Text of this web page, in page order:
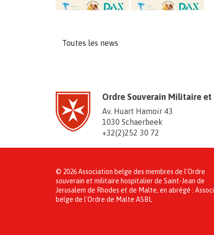
Toutes les news
Ordre Souverain Militaire
Av. Huart Hamoir 43
1030 Schaerbeek
+32(2)252 30 72
© 2026 Association belge des membres de l'Ordre
souverain et militaire hospitalier de Saint-Jean de
Jerusalem de Rhodes et de Malte, en abrégé :
belge de l'Ordre de Malte ASBL